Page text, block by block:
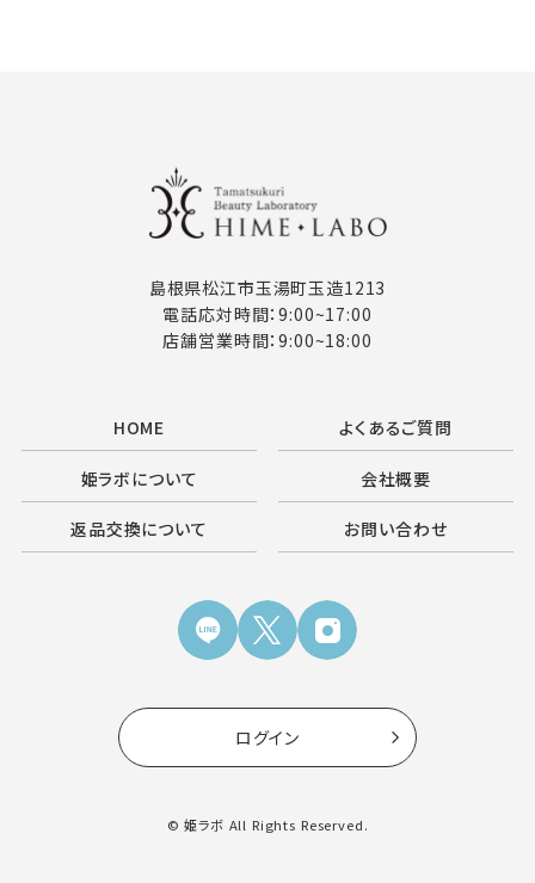
島根県松江市玉湯町玉造1213
電話応対時間：9:00~17:00
店舗営業時間：9:00~18:00
HOME よくあるご質問
姫ラボについて 会社概要
返品交換について お問い合わせ
ログイン
© 姫ラボ All Rights Reserved.